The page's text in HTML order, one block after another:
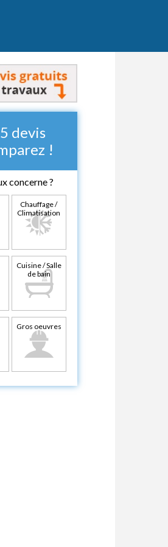
devis
!
concerne ?
Chauffage /
Climatisation
Cuisine / Salle
de bain
Gros oeuvres